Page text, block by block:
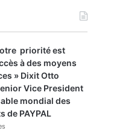
priorité est
à des moyens
» Dixit Otto
Vice President
mondial des
de PAYPAL